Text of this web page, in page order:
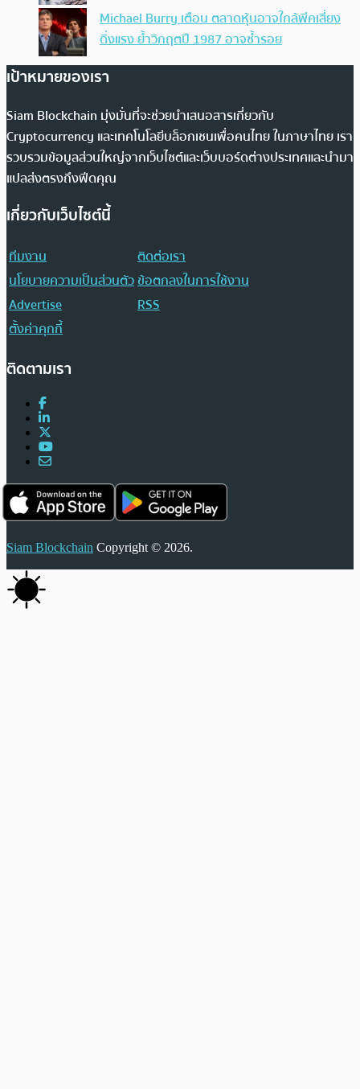
Michael Burry เตือน ตลาดหุ้นอาจใกล้พีคเสี่ยง
ดิ่งแรง ย้ำวิกฤตปี 1987 อาจซ้ำรอย
เป้าหมายของเรา
Siam Blockchain มุ่งมั่นที่จะช่วยนำเสนอสารเกี่ยวกับ
Cryptocurrency และเทคโนโลยีบล็อกเชนเพื่อคนไทย ในภาษาไทย เรา
รวบรวมข้อมูลส่วนใหญ่จากเว็บไซต์และเว็บบอร์ดต่างประเทศและนำมา
แปลส่งตรงถึงฟีดคุณ
เกี่ยวกับเว็บไซต์นี้
ทีมงาน
ติดต่อเรา
นโยบายความเป็นส่วนตัวข้อตกลงในการใช้งาน
Advertise
RSS
ตั้งค่าคุกกี้
ติดตามเรา
Siam Blockchain Copyright © 2026.